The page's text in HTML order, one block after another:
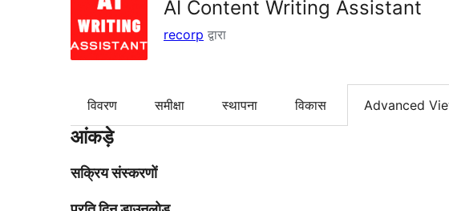
AI Content Writing Assistant
recorp द्वारा
विवरण समीक्षा स्थापना विकास Advanced
आंकड़े
सक्रिय संस्करणों